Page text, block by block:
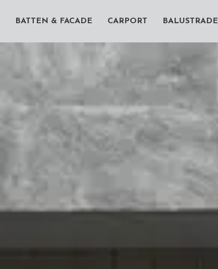
BATTEN & FACADE CARPORT BALUSTRADE